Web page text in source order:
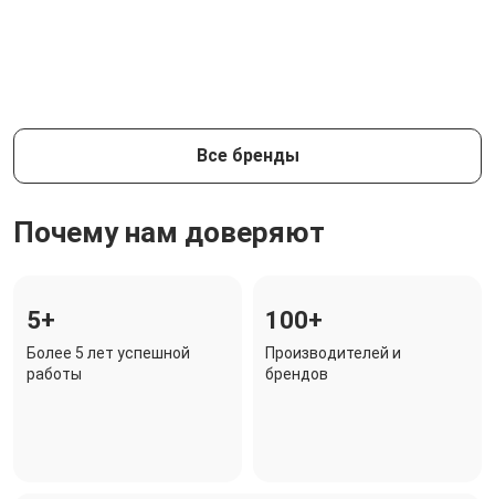
Все бренды
Почему нам доверяют
5+
Более 5 лет успешной
работы
100+
Производителей и
брендов